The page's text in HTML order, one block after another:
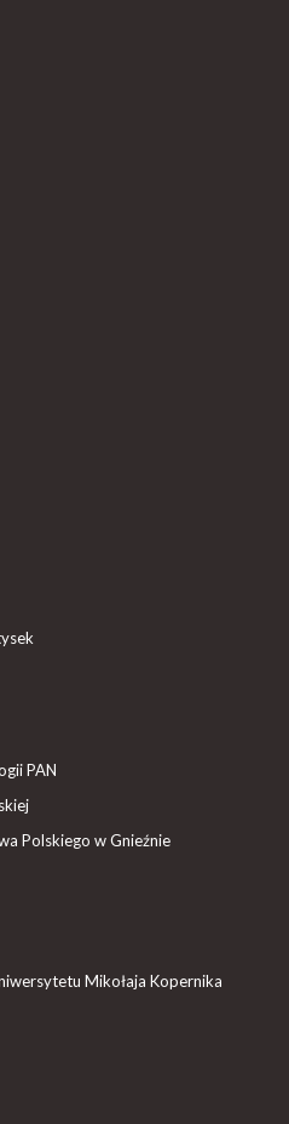
PAN
Polskiego w Gnieźnie
Mikołaja Kopernika